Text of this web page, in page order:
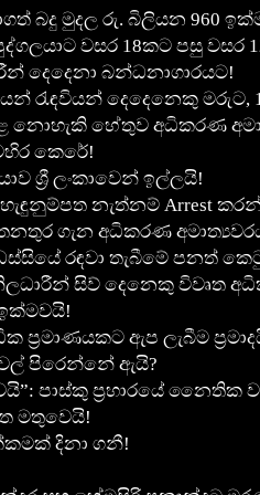
බදු මුදල රු. බිලියන 960
වසර 18කට පසු වසර
දෙදෙනා බන්ධනාගාරයට!
රැඳවියන් දෙදෙනෙකු මරුට,
හේතුව අධිකරණ
කෙරේ!
ශ්‍රී ලංකාවෙන් ඉල්ලයි!
නැත්නම් Arrest
ගැන අධිකරණ
රඳවා තැබීමේ පනත්
සිව් දෙනෙකු විවෘත
ප්‍රමාණයකට ඇප ලැබීම
පිරෙන්නේ ඇයි?
පාස්කු ප්‍රහාරයේ නෛතික
මතුවෙයි!
දිනා ගනී!